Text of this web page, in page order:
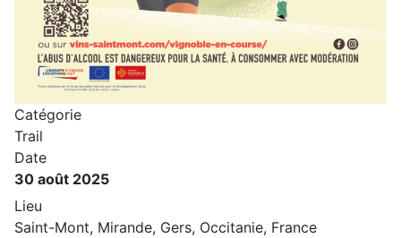
Catégorie
Trail
Date
30 août 2025
Lieu
Saint-Mont, Mirande, Gers, Occitanie, France